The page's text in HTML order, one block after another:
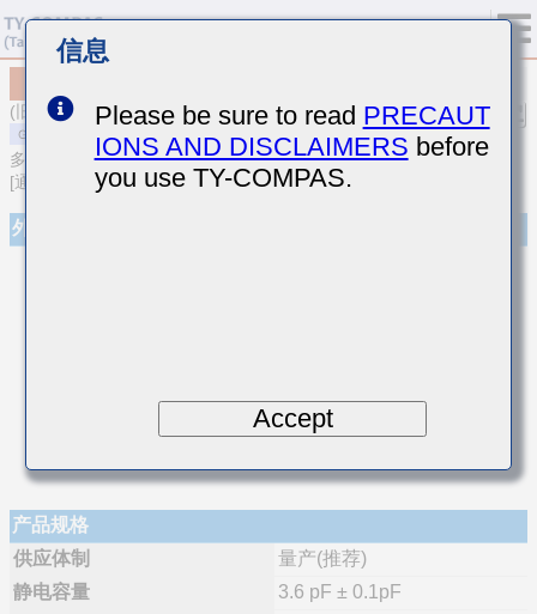
(旧型号 UMK063CG3R6BT-F)
多层陶瓷电容器
[通用型多层陶瓷电容器(温度补偿用)]
外观
产品规格
供应体制
量产(推荐)
静电容量
3.6 pF ± 0.1pF
信息
Please be sure to read PRECAUT
IONS AND DISCLAIMERS before
you use TY-COMPAS.
Accept